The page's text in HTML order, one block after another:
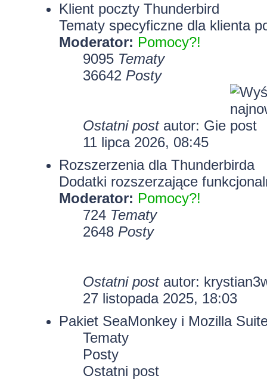
Klient poczty Thunderbird
Tematy specyficzne dla klienta
Moderator: Pomocy?!
9095 Tematy
36642 Posty
Ostatni postautor: Gie
11 lipca 2026, 08:45
Rozszerzenia dla Thunderbirda
Dodatki rozszerzające
Moderator: Pomocy?!
724 Tematy
2648 Posty
Ostatni postautor:
27 listopada 2025, 18:03
Pakiet SeaMonkey i Mozilla
Tematy
Posty
Ostatni post